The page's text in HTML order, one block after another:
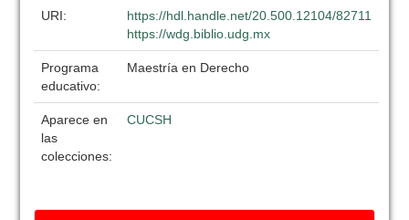
URI:
https://hdl.handle.net/20.500.12104/82711
https://wdg.biblio.udg.mx
Programa
educativo:
Maestría en Derecho
Aparece en
las
colecciones:
CUCSH